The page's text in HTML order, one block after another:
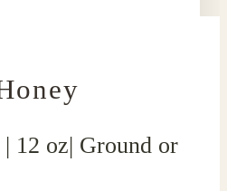
12 oz| Ground or